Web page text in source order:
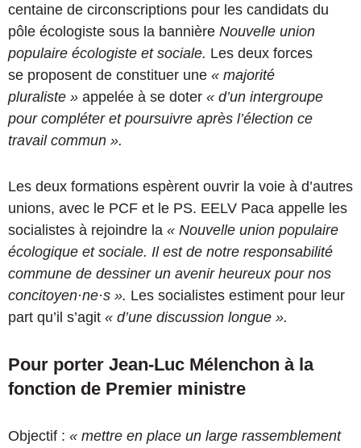
centaine de circonscriptions pour les candidats du
pôle écologiste sous la bannière Nouvelle union
populaire écologiste et sociale. Les deux forces
se proposent de constituer une « majorité
pluraliste » appelée à se doter « d’un intergroupe
pour compléter et poursuivre après l’élection ce
travail commun ».
Les deux formations espèrent ouvrir la voie à d’autres
unions, avec le PCF et le PS. EELV Paca appelle les
socialistes à rejoindre la « Nouvelle union populaire
écologique et sociale. Il est de notre responsabilité
commune de dessiner un avenir heureux pour nos
concitoyen·ne·s ». Les socialistes estiment pour leur
part qu’il s’agit « d’une discussion longue ».
Pour porter Jean-Luc Mélenchon à la
fonction de Premier ministre
Objectif : « mettre en place un large rassemblement